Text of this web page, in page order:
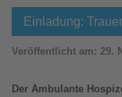
Einladung:
Veröffentlicht am: 29.
Der Ambulante